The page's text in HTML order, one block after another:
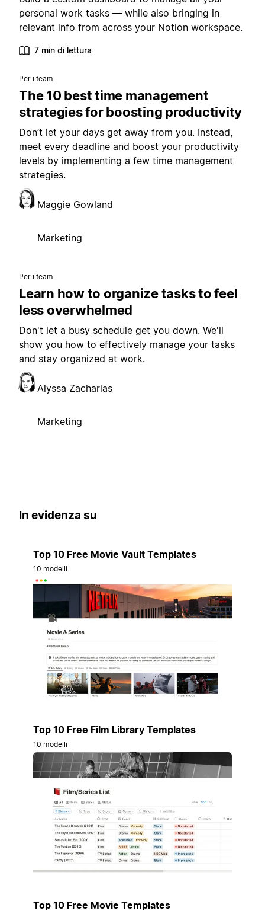
personal work tasks — while also bringing in
relevant info from across your Notion workspace.
7 min di lettura
Per i team
The 10 best time management
strategies for boosting productivity
Don’t let your days get away from you. Instead,
meet every deadline and boost your productivity
levels by implementing a few time management
strategies.
Maggie Gowland
Marketing
Per i team
Learn how to organize tasks to feel
less overwhelmed
Don't let a busy schedule get you down. We'll
show you how to effectively manage your tasks
and stay organized at work.
Alyssa Zacharias
Marketing
In evidenza su
Top 10 Free Movie Vault Templates
10 modelli
Top 10 Free Film Library Templates
10 modelli
Top 10 Free Movie Templates